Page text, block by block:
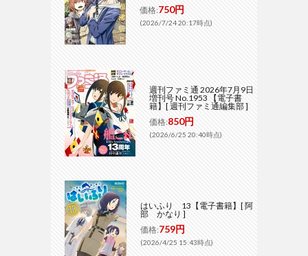
価格:750円
(2026/7/24 20:17時点)
週刊ファミ通 2026年7月9日
増刊号 No.1953 【電子書
籍】[ 週刊ファミ通編集部 ]
価格:850円
(2026/6/25 20:40時点)
はいふり 13【電子書籍】[ 阿
部 かなり ]
価格:759円
(2026/4/25 15:43時点)